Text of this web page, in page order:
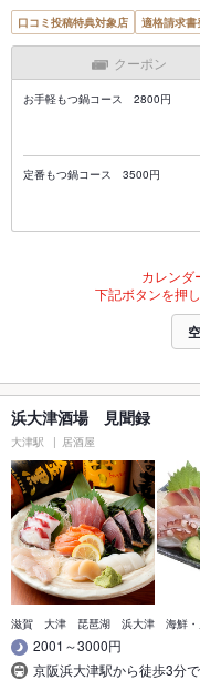
口コミ投稿特典対象店 適格請求
クーポン
お手軽もつ鍋コース 2800円
定番もつ鍋コース 3500円
カレンダ
下記ボタンを押
浜大津酒場 見聞録
大津駅 居酒屋
滋賀 大津 琵琶湖 浜大津 海鮮・
2001～3000円
京阪浜大津駅から徒歩3分